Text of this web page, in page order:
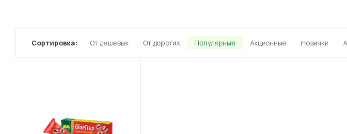
Сортировка: От дешевых От дорогих Популярные Акционные Новинки